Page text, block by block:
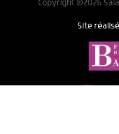
Copyright ©2026
Site